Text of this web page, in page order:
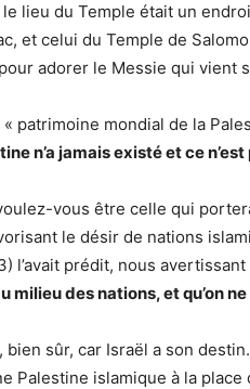
lieu du Temple était un
et celui du Temple de
adorer le Messie qui vient
patrimoine mondial de la
n’a jamais existé et ce
vous être celle qui
le désir de nations
l’avait prédit, nous
des nations, et qu’on
bien sûr, car Israël a son
Palestine islamique à la